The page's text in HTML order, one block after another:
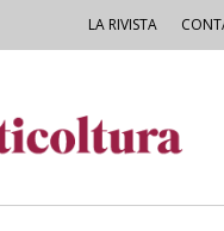
LA RIVISTA